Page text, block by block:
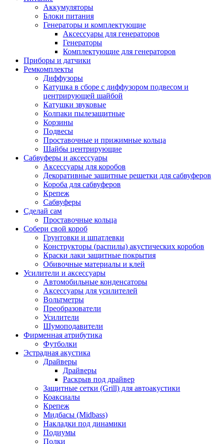
Аккумуляторы
Блоки питания
Генераторы и комплектующие
Аксессуары для генераторов
Генераторы
Комплектующие для генераторов
Приборы и датчики
Ремкомплекты
Диффузоры
Катушка в сборе с диффузором подвесом и
центрирующей шайбой
Катушки звуковые
Колпаки пылезащитные
Корзины
Подвесы
Проставочные и прижимные кольца
Шайбы центрирующие
Сабвуферы и аксессуары
Аксессуары для коробов
Декоративные защитные решетки для сабвуферов
Короба для сабвуферов
Крепеж
Сабвуферы
Сделай сам
Проставочные кольца
Собери свой короб
Грунтовки и шпатлевки
Конструкторы (распилы) акустических коробов
Краски лаки защитные покрытия
Обивочные материалы и клей
Усилители и аксессуары
Автомобильные конденсаторы
Аксессуары для усилителей
Вольтметры
Преобразователи
Усилители
Шумоподавители
Фирменная атрибутика
Футболки
Эстрадная акустика
Драйверы
Драйверы
Раскрыв под драйвер
Защитные сетки (Grill) для автоакустики
Коаксиалы
Крепеж
Мидбасы (Midbass)
Накладки под динамики
Подиумы
Полки